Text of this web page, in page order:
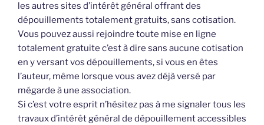
les autres sites d’intérêt général offrant des
dépouillements totalement gratuits, sans cotisation.
Vous pouvez aussi rejoindre toute mise en ligne
totalement gratuite c’est à dire sans aucune cotisation
en y versant vos dépouillements, si vous en êtes
l’auteur, même lorsque vous avez déjà versé par
mégarde à une association.
Si c’est votre esprit n’hésitez pas à me signaler tous les
travaux d’intérêt général de dépouillement accessibles